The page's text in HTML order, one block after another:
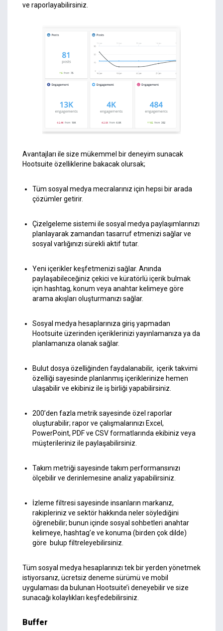
ve raporlayabilirsiniz.
Avantajları ile size mükemmel bir deneyim sunacak
Hootsuite özelliklerine bakacak olursak;
Tüm sosyal medya mecralarınız için hepsi bir arada
çözümler getirir.
Çizelgeleme sistemi ile sosyal medya paylaşımlarınızı
planlayarak zamandan tasarruf etmenizi sağlar ve
sosyal varlığınızı sürekli aktif tutar.
Yeni içerikler keşfetmenizi sağlar. Anında
paylaşabileceğiniz çekici ve küratörlü içerik bulmak
için hashtag, konum veya anahtar kelimeye göre
arama akışları oluşturmanızı sağlar.
Sosyal medya hesaplarınıza giriş yapmadan
Hootsuite üzerinden içeriklerinizi yayınlamanıza ya da
planlamanıza olanak sağlar.
Bulut dosya özelliğinden faydalanabilir, içerik takvimi
özelliği sayesinde planlanmış içeriklerinize hemen
ulaşabilir ve ekibiniz ile iş birliği yapabilirsiniz.
200’den fazla metrik sayesinde özel raporlar
oluşturabilir; rapor ve çalışmalarınızı Excel,
PowerPoint, PDF ve CSV formatlarında ekibiniz veya
müşterileriniz ile paylaşabilirsiniz.
Takım metriği sayesinde takım performansınızı
ölçebilir ve derinlemesine analiz yapabilirsiniz.
İzleme filtresi sayesinde insanların markanız,
rakipleriniz ve sektör hakkında neler söylediğini
öğrenebilir; bunun içinde sosyal sohbetleri anahtar
kelimeye, hashtag’e ve konuma (birden çok dilde)
göre bulup filtreleyebilirsiniz.
Tüm sosyal medya hesaplarınızı tek bir yerden yönetmek
istiyorsanız, ücretsiz deneme sürümü ve mobil
uygulaması da bulunan Hootsuite’i deneyebilir ve size
sunacağı kolaylıkları keşfedebilirsiniz.
Buffer